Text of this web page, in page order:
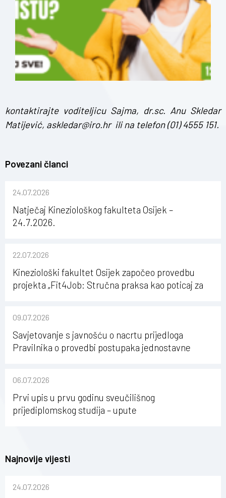
kontaktirajte voditeljicu Sajma, dr.sc. Anu Skledar
Matijević, askledar@iro.hrili na telefon (01) 4555 151.
Povezani članci
24.07.2026
Natječaj Kineziološkog fakulteta Osijek –
24.7.2026.
22.07.2026
Kineziološki fakultet Osijek započeo provedbu
projekta „Fit4Job: Stručna praksa kao poticaj za
09.07.2026
Savjetovanje s javnošću o nacrtu prijedloga
Pravilnika o provedbi postupaka jednostavne
Osijeku
06.07.2026
Prvi upis u prvu godinu sveučilišnog
prijediplomskog studija – upute
Najnovije vijesti
24.07.2026